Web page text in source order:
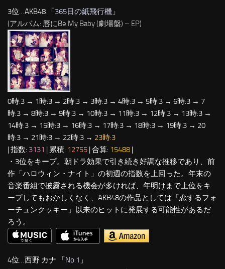
3位…AKB48 「 365日の紙飛行機 」
(アルバム: 唇にBe My Baby (劇場盤) – EP)
0時:3 → 1時:3 → 2時:3 → 3時:3 → 4時:3 → 5時:3 → 6時:3 → 7
時:3 → 8時:3 → 9時:3 → 10時:3 → 11時:3 → 12時:3 → 13時:3 →
14時:3 → 15時:3 → 16時:3 → 17時:3 → 18時:3 → 19時:3 → 20
時:3 → 21時:3 → 22時:3 → 23時:3
| 指数: 3131 | 累積: 12755 | 合算: 15488 |
・3位をキープ。朝ドラ効果で引き続き好調な推移であり、前
作「ハロウィン・ナイト」の初週の指数を上回った。年末の
音楽番組で披露される機会が多ければ、年明けまで上位をキ
ープしてもおかしくなく、AKB48の作品としては「恋するフォ
ーチュンクッキー」以来のヒットに発展する可能性があるだ
ろう。
4位…西野 カナ 「No.1 」